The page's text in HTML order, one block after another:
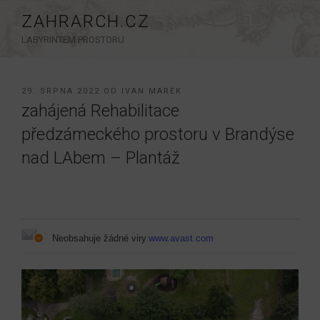
obsahu
ZAHRARCH.CZ
LABYRINTEM PROSTORU
PUBLIKOVÁNO
29. SRPNA 2022 OD IVAN MAREK
zahájená Rehabilitace
předzámeckého prostoru v Brandýse
nad LAbem – Plantáž
Neobsahuje žádné viry.www.avast.com